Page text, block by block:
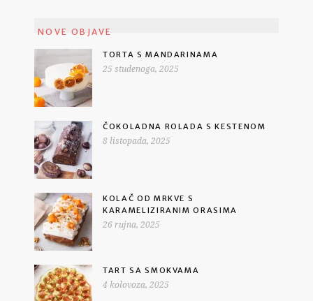
NOVE OBJAVE
TORTA S MANDARINAMA
25 studenoga, 2025
ČOKOLADNA ROLADA S KESTENOM
8 listopada, 2025
KOLAČ OD MRKVE S
KARAMELIZIRANIM ORASIMA
26 rujna, 2025
TART SA SMOKVAMA
4 kolovoza, 2025